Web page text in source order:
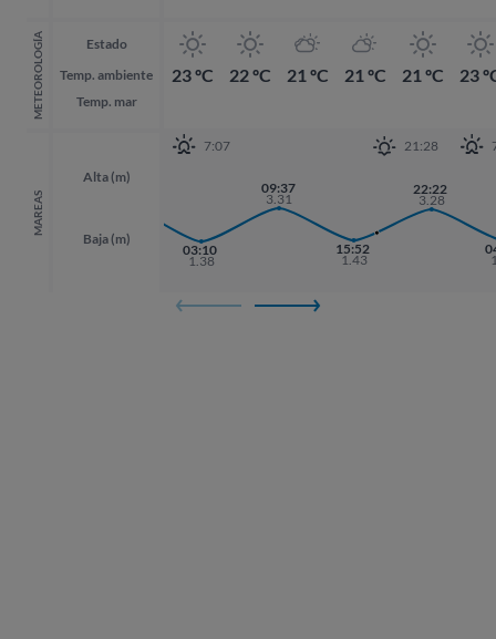
METEOROLOGÍA
Estado
Temp. ambiente
Temp. mar
MAREAS
Alta (m)
Baja (m)
23 ºC 22 ºC 21 ºC 21 ºC 21 ºC
7:07 21:28
21:00
03:10
1.38
09:37
3.31
15:52
1.43
22:22
3.28
23
22:22
3.28